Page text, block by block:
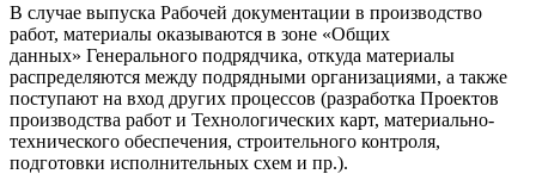
В случае выпуска Рабочей документации в производство
работ, материалы оказываются в зоне «Общих
данных» Генерального подрядчика, откуда материалы
распределяются между подрядными организациями, а также
поступают на вход других процессов (разработка Проектов
производства работ и Технологических карт, материально-
технического обеспечения, строительного контроля,
подготовки исполнительных схем и пр.).